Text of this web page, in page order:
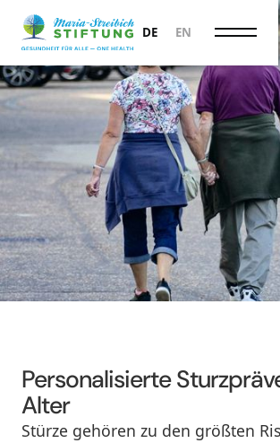
DE EN
Personalisierte
Alter
Stürze gehören zu den größten
Prävention